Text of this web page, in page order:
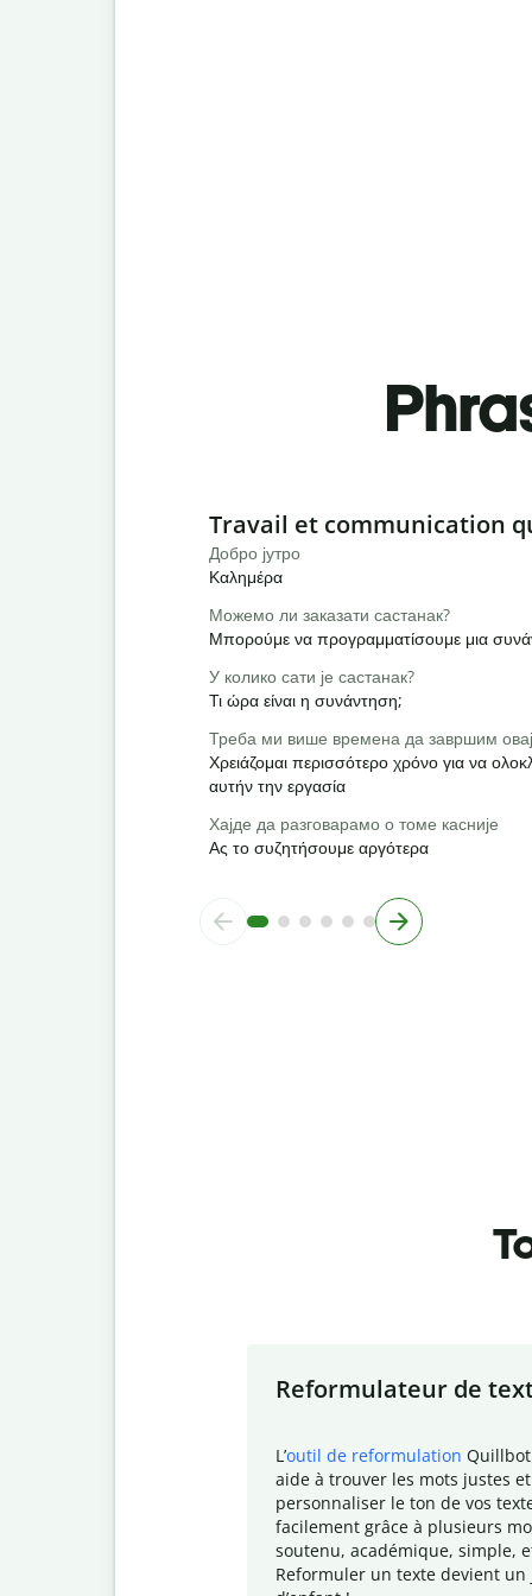
Slide 1 of 6
Travail et communication
Добро јутро
Καλημέρα
Можемо ли заказати састанак?
Μπορούμε να προγραμματίσουμε μια
У колико сати је састанак?
Τι ώρα είναι η συνάντηση;
Треба ми више времена да завршим
Χρειάζομαι περισσότερο χρόνο για να
αυτήν την εργασία
Хајде да разговарамо о томе касније
Ας το συζητήσουμε αργότερα
Reformulateur de
L ’outil de reformulation
aide à trouver les mots justes
personnaliser le ton de vos
facilement grâce à plusieurs
soutenu, académique, simple,
Reformuler un texte devient un